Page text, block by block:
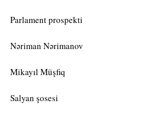
Parlament prospekti
Nəriman Nərimanov
Mikayıl Müşfiq
Salyan şosesi